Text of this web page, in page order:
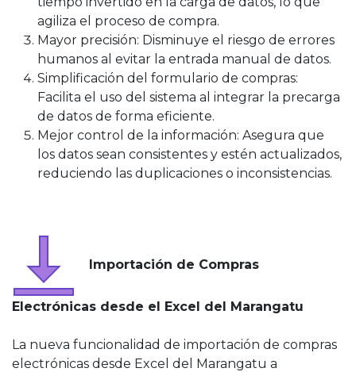
agiliza el proceso de compra.
Mayor precisión: Disminuye el riesgo de errores
humanos al evitar la entrada manual de datos.
Simplificación del formulario de compras:
Facilita el uso del sistema al integrar la precarga
de datos de forma eficiente.
Mejor control de la información: Asegura que
los datos sean consistentes y estén actualizados,
reduciendo las duplicaciones o inconsistencias.
Importación de Compras
Electrónicas desde el Excel del Marangatu
La nueva funcionalidad de importación de compras
electrónicas desde Excel del Marangatu a